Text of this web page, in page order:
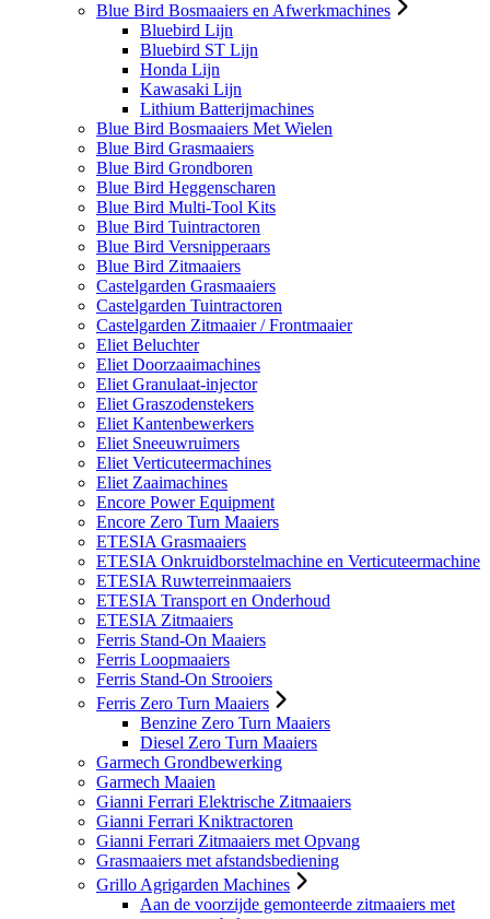
Blue Bird Bosmaaiers en Afwerkmachines
Bluebird Lijn
Bluebird ST Lijn
Honda Lijn
Kawasaki Lijn
Lithium Batterijmachines
Blue Bird Bosmaaiers Met Wielen
Blue Bird Grasmaaiers
Blue Bird Grondboren
Blue Bird Heggenscharen
Blue Bird Multi-Tool Kits
Blue Bird Tuintractoren
Blue Bird Versnipperaars
Blue Bird Zitmaaiers
Castelgarden Grasmaaiers
Castelgarden Tuintractoren
Castelgarden Zitmaaier / Frontmaaier
Eliet Beluchter
Eliet Doorzaaimachines
Eliet Granulaat-injector
Eliet Graszodenstekers
Eliet Kantenbewerkers
Eliet Sneeuwruimers
Eliet Verticuteermachines
Eliet Zaaimachines
Encore Power Equipment
Encore Zero Turn Maaiers
ETESIA Grasmaaiers
ETESIA Onkruidborstelmachine en Verticuteermachine
ETESIA Ruwterreinmaaiers
ETESIA Transport en Onderhoud
ETESIA Zitmaaiers
Ferris Stand-On Maaiers
Ferris Loopmaaiers
Ferris Stand-On Strooiers
Ferris Zero Turn Maaiers
Benzine Zero Turn Maaiers
Diesel Zero Turn Maaiers
Garmech Grondbewerking
Garmech Maaien
Gianni Ferrari Elektrische Zitmaaiers
Gianni Ferrari Kniktractoren
Gianni Ferrari Zitmaaiers met Opvang
Grasmaaiers met afstandsbediening
Grillo Agrigarden Machines
Aan de voorzijde gemonteerde zitmaaiers met